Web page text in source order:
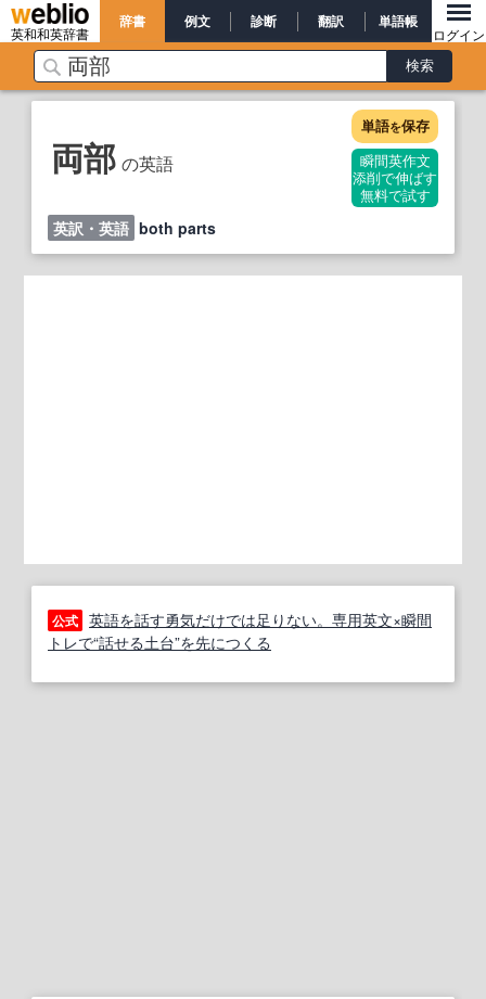
英和和英辞書
辞書 例文 診断 翻訳 単語帳
ログイン
両部 の英語
単語を保存
瞬間英作文
添削で伸ばす
無料で試す
英訳・英語 both parts
公式 英語を話す勇気だけでは足りない。専用英文×瞬間
トレで“話せる土台”を先につくる